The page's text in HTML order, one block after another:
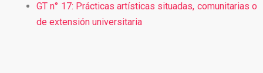
GT n° 17: Prácticas artísticas situadas, comunitarias o
de extensión universitaria